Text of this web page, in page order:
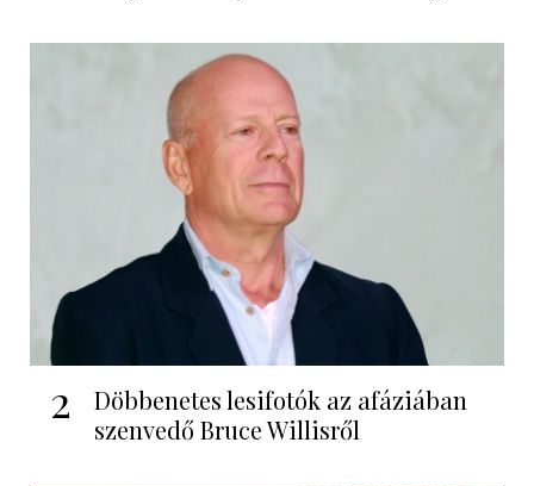
2
Döbbenetes lesifotók az afáziában
szenvedő Bruce Willisről